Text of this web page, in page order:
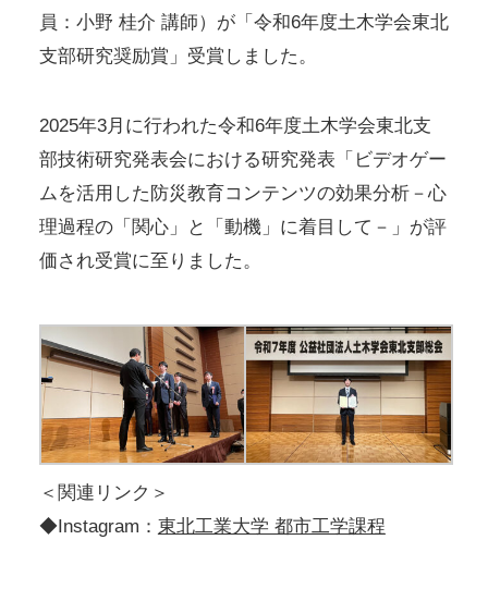
員：小野 桂介 講師）が「令和6年度土木学会東北
支部研究奨励賞」受賞しました。
2025年3月に行われた令和6年度土木学会東北支
部技術研究発表会における研究発表「ビデオゲー
ムを活用した防災教育コンテンツの効果分析－心
理過程の「関心」と「動機」に着目して－」が評
価され受賞に至りました。
＜関連リンク＞
◆Instagram： 東北工業大学 都市工学課程